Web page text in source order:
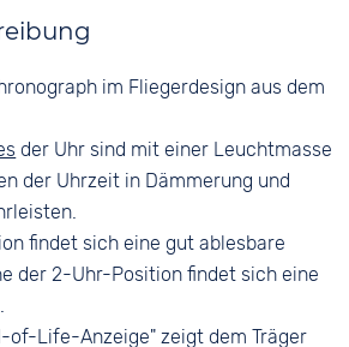
im Fliegerdesign aus dem
der Uhr sind mit einer Leuchtmasse
der Uhrzeit in Dämmerung und
findet sich eine gut ablesbare
der 2-Uhr-Position findet sich eine
of-Life-Anzeige" zeigt dem Träger